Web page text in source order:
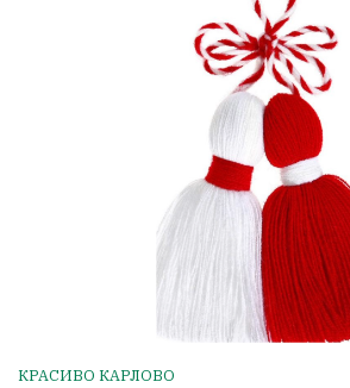
КРАСИВО КАРЛОВО